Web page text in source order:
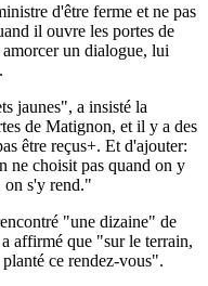
d'être ferme et ne pas
il ouvre les portes de
un dialogue, lui
jaunes", a insisté la
de Matignon, et il y a des
être reçus+. Et d'ajouter:
ne choisit pas quand on y
on s'y rend."
"une dizaine" de
affirmé que "sur le terrain,
ce rendez-vous".